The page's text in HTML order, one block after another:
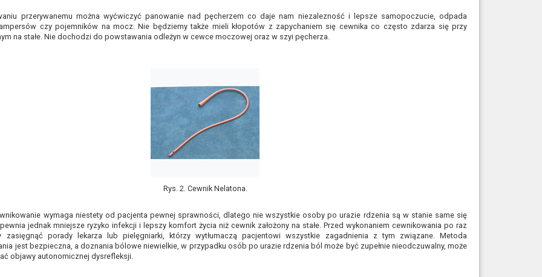
przerywanemu można wyćwiczyć panowanie nad pęcherzem co daje nam niezalezność i lepsze samopoczucie, odpada
czy pojemników na mocz. Nie będziemy także mieli kłopotów z zapychaniem się cewnika co często zdarza się przy
na stałe. Nie dochodzi do powstawania odleżyn w cewce moczowej oraz w szyi pęcherza.
Rys. 2. Cewnik Nelatona.
wymaga niestety od pacjenta pewnej sprawności, dlatego nie wszystkie osoby po urazie rdzenia są w stanie same się
jednak mniejsze ryzyko infekcji i lepszy komfort życia niż cewnik założony na stałe. Przed wykonaniem cewnikowania po raz
zasięgnąć porady lekarza lub pielęgniarki, którzy wytłumaczą pacjentowi wszystkie zagadnienia z tym związane. Metoda
jest bezpieczna, a doznania bólowe niewielkie, w przypadku osób po urazie rdzenia ból może być zupełnie nieodczuwalny, może
objawy autonomicznej dysrefleksji.